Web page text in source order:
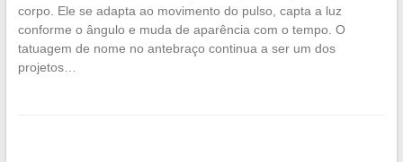
corpo. Ele se adapta ao movimento do pulso, capta a luz
conforme o ângulo e muda de aparência com o tempo. O
tatuagem de nome no antebraço continua a ser um dos
projetos…